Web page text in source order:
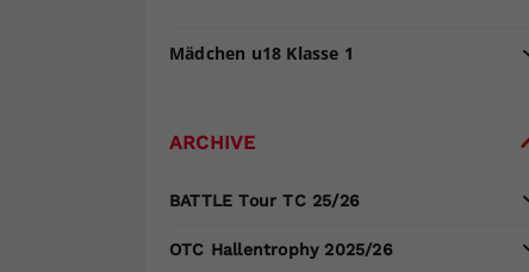
Mädchen u18 Klasse 1
ARCHIVE
BATTLE Tour TC 25/26
OTC Hallentrophy 2025/26